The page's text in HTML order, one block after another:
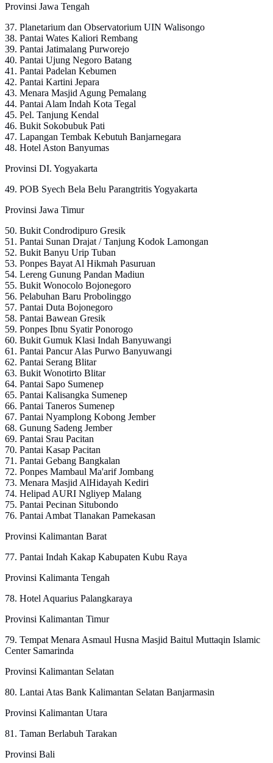
Provinsi Jawa Tengah
37. Planetarium dan Observatorium UIN Walisongo
38. Pantai Wates Kaliori Rembang
39. Pantai Jatimalang Purworejo
40. Pantai Ujung Negoro Batang
41. Pantai Padelan Kebumen
42. Pantai Kartini Jepara
43. Menara Masjid Agung Pemalang
44. Pantai Alam Indah Kota Tegal
45. Pel. Tanjung Kendal
46. Bukit Sokobubuk Pati
47. Lapangan Tembak Kebutuh Banjarnegara
48. Hotel Aston Banyumas
Provinsi DI. Yogyakarta
49. POB Syech Bela Belu Parangtritis Yogyakarta
Provinsi Jawa Timur
50. Bukit Condrodipuro Gresik
51. Pantai Sunan Drajat / Tanjung Kodok Lamongan
52. Bukit Banyu Urip Tuban
53. Ponpes Bayat Al Hikmah Pasuruan
54. Lereng Gunung Pandan Madiun
55. Bukit Wonocolo Bojonegoro
56. Pelabuhan Baru Probolinggo
57. Pantai Duta Bojonegoro
58. Pantai Bawean Gresik
59. Ponpes Ibnu Syatir Ponorogo
60. Bukit Gumuk Klasi Indah Banyuwangi
61. Pantai Pancur Alas Purwo Banyuwangi
62. Pantai Serang Blitar
63. Bukit Wonotirto Blitar
64. Pantai Sapo Sumenep
65. Pantai Kalisangka Sumenep
66. Pantai Taneros Sumenep
67. Pantai Nyamplong Kobong Jember
68. Gunung Sadeng Jember
69. Pantai Srau Pacitan
70. Pantai Kasap Pacitan
71. Pantai Gebang Bangkalan
72. Ponpes Mambaul Ma'arif Jombang
73. Menara Masjid AlHidayah Kediri
74. Helipad AURI Ngliyep Malang
75. Pantai Pecinan Situbondo
76. Pantai Ambat Tlanakan Pamekasan
Provinsi Kalimantan Barat
77. Pantai Indah Kakap Kabupaten Kubu Raya
Provinsi Kalimanta Tengah
78. Hotel Aquarius Palangkaraya
Provinsi Kalimantan Timur
79. Tempat Menara Asmaul Husna Masjid Baitul Muttaqin Islamic
Center Samarinda
Provinsi Kalimantan Selatan
80. Lantai Atas Bank Kalimantan Selatan Banjarmasin
Provinsi Kalimantan Utara
81. Taman Berlabuh Tarakan
Provinsi Bali